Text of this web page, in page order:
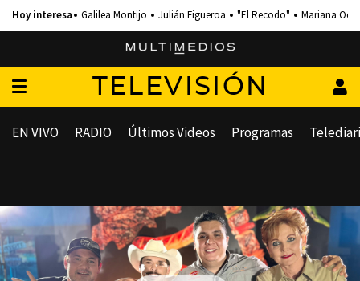
Galilea Montijo Julián Figueroa "El Recodo" Mariana
TELEVISIÓN
EN VIVO RADIO Últimos Videos Programas